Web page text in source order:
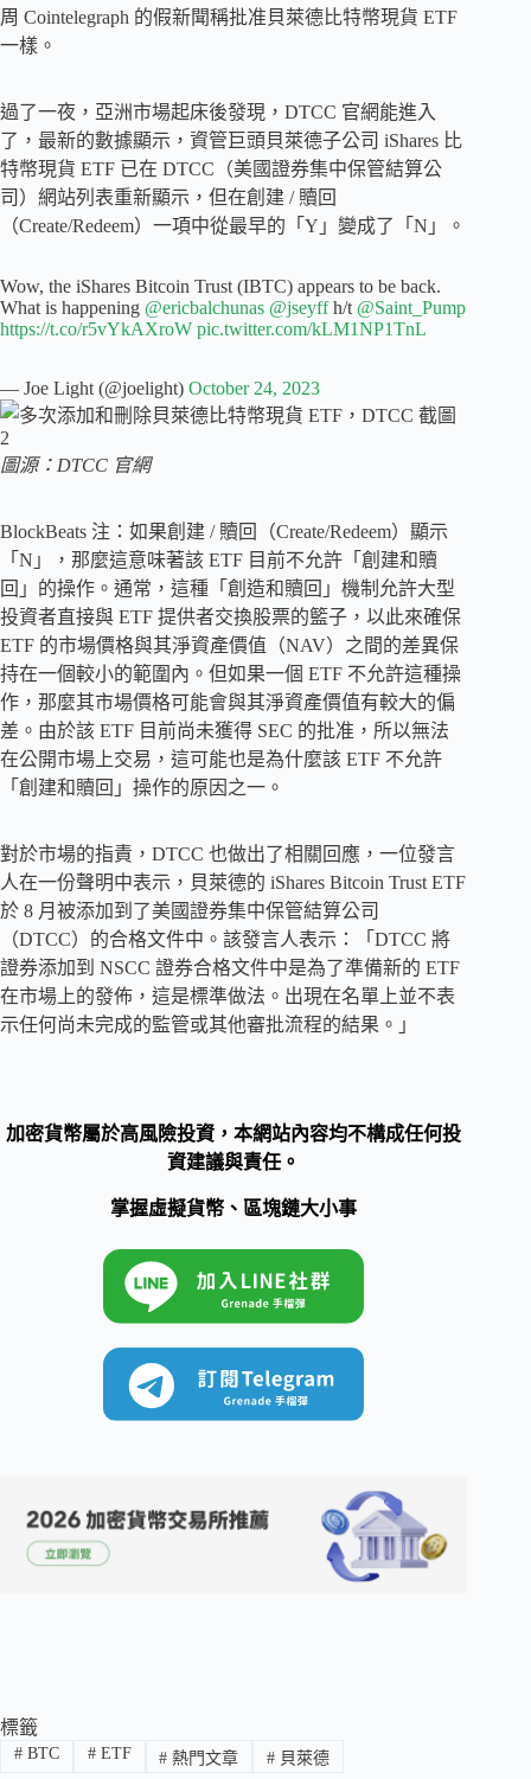
周 Cointelegraph 的假新聞稱批准貝萊德比特幣現貨 ETF
一樣。
過了一夜，亞洲市場起床後發現，DTCC 官網能進入
了，最新的數據顯示，資管巨頭貝萊德子公司 iShares 比
特幣現貨 ETF 已在 DTCC（美國證券集中保管結算公
司）網站列表重新顯示，但在創建 / 贖回
（Create/Redeem）一項中從最早的「Y」變成了「N」。
Wow, the iShares Bitcoin Trust (IBTC) appears to be back.
What is happening @ericbalchunas @jseyffh/t @Saint_Pump
https://t.co/r5vYkAXroW pic.twitter.com/kLM1NP1TnL
— Joe Light (@joelight) October 24, 2023
圖源：DTCC 官網
BlockBeats 注：如果創建 / 贖回（Create/Redeem）顯示
「N」，那麼這意味著該 ETF 目前不允許「創建和贖
回」的操作。通常，這種「創造和贖回」機制允許大型
投資者直接與 ETF 提供者交換股票的籃子，以此來確保
ETF 的市場價格與其淨資產價值（NAV）之間的差異保
持在一個較小的範圍內。但如果一個 ETF 不允許這種操
作，那麼其市場價格可能會與其淨資產價值有較大的偏
差。由於該 ETF 目前尚未獲得 SEC 的批准，所以無法
在公開市場上交易，這可能也是為什麼該 ETF 不允許
「創建和贖回」操作的原因之一。
對於市場的指責，DTCC 也做出了相關回應，一位發言
人在一份聲明中表示，貝萊德的 iShares Bitcoin Trust ETF
於 8 月被添加到了美國證券集中保管結算公司
（DTCC）的合格文件中。該發言人表示：「DTCC 將
證券添加到 NSCC 證券合格文件中是為了準備新的 ETF
在市場上的發佈，這是標準做法。出現在名單上並不表
示任何尚未完成的監管或其他審批流程的結果。」
加密貨幣屬於高風險投資，本網站內容均不構成任何投
資建議與責任。
掌握虛擬貨幣、區塊鏈大小事
標籤
#BTC #ETF # 熱門文章 # 貝萊德